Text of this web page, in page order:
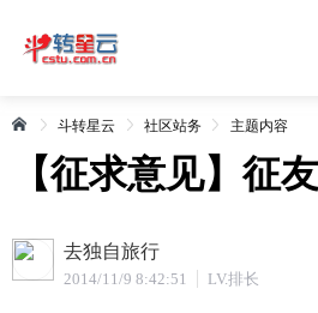
斗转星云 社区站务 主题内容
【征求意见】征
去独自旅行
2014/11/9 8:42:51 LV.排长